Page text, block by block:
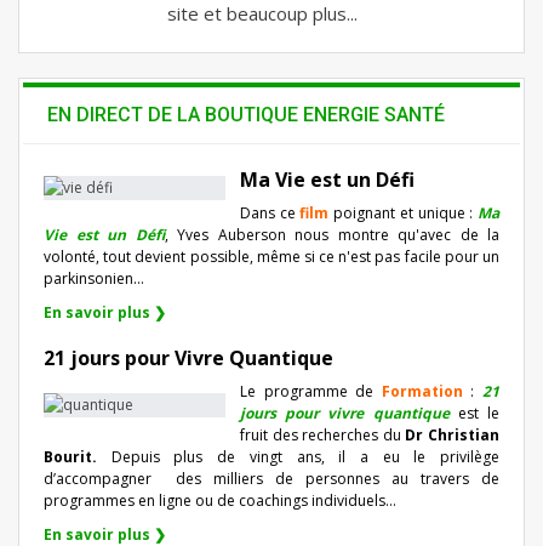
site et beaucoup plus...
EN DIRECT DE LA BOUTIQUE ENERGIE SANTÉ
Ma Vie est un Défi
Dans cefilm poignant et unique : Ma
Vie est un Défi, Yves Auberson nous montre qu'avec de la
volonté, tout devient possible, même si ce n'est pas facile pour un
parkinsonien…
En savoir plus ❯
21 jours pour Vivre Quantique
Le programme de Formation :21
jours pour vivre quantiqueest le
fruit des recherches du Dr Christian
Bourit. Depuis plus de vingt ans, il a eu le privilège
d’accompagner
des milliers de personnes au travers de
programmes en ligne ou de coachings individuels…
En savoir plus ❯